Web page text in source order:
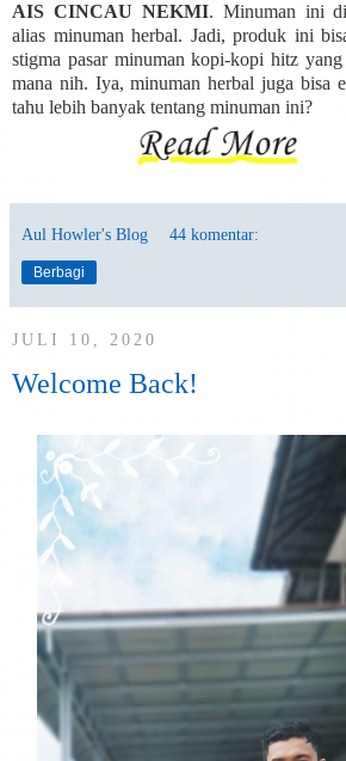
AIS CINCAU NEKMI. Minuman ini
alias minuman herbal. Jadi, produk ini
stigma pasar minuman kopi-kopi hitz
mana nih. Iya, minuman herbal juga bisa
tahu lebih banyak tentang minuman ini?
Aul Howler's Blog 44 komentar:
Berbagi
JULI 10, 2020
Welcome Back!